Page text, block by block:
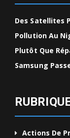
Des Satellites
Pollution Au
Plutôt Que
Samsung
Actions De